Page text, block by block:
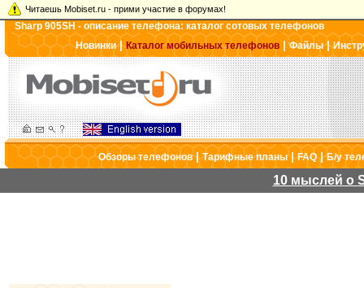
Читаешь Mobiset.ru - прими участие в форумах!
Sharp 905SH - описание телефона: каталог сотовых телефонов
Новинки|Каталог мобильных телефонов |Файлы|
Обзоры телефонов|Тарифные планы|FAQ|Б/у
10 мыслей о